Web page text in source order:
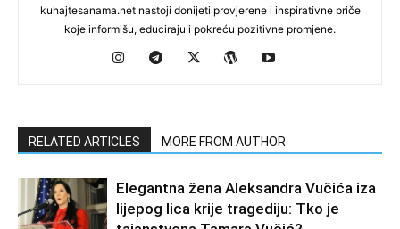
kuhajtesanama.net nastoji donijeti provjerene i inspirativne priče
koje informišu, educiraju i pokreću pozitivne promjene.
RELATED ARTICLES MORE FROM AUTHOR
Elegantna žena Aleksandra Vučića iza
lijepog lica krije tragediju: Tko je